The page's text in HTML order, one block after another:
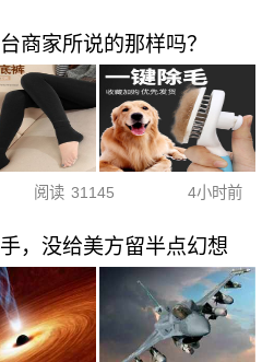
商家所说的那样吗？
阅读 31145 4小时前
，没给美方留半点幻想